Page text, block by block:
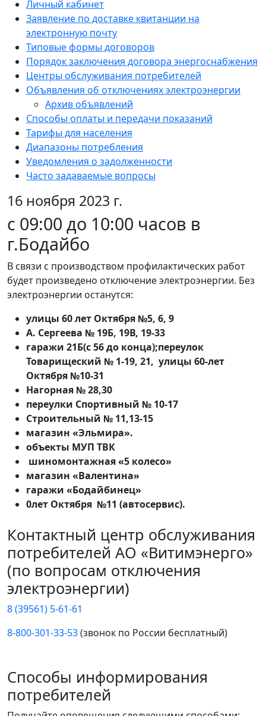
Личный кабинет
Заявление по доставке квитанции на
электронную почту
Типовые формы договоров
Порядок заключения договора энергоснабжения
Центры обслуживания потребителей
Объявления об отключениях электроэнергии
Архив объявлений
Способы оплаты и передачи показаний
Тарифы для населения
Диапазоны потребления
Уведомления о задолженности
Часто задаваемые вопросы
16 ноября 2023 г.
с 09:00 до 10:00 часов в
г.Бодайбо
В связи с производством профилактических работ
будет произведено отключение электроэнергии. Без
электроэнергии останутся:
улицы 60 лет Октября №5, 6, 9
А. Сергеева № 19Б, 19В, 19-33
гаражи 21Б(с 56 до конца);переулок
Товарищеский № 1-19, 21, улицы 60-лет
Октября №10-31
Нагорная № 28,30
переулки Спортивный № 10-17
Строительный № 11,13-15
магазин «Эльмира».
объекты МУП ТВК
шиномонтажная «5 колесо»
магазин «Валентина»
гаражи «Бодайбинец»
0лет Октября №11 (автосервис).
Контактный центр обслуживания
потребителей АО «Витимэнерго»
(по вопросам отключения
электроэнергии)
8 (39561) 5-61-61
8-800-301-33-53(звонок по России бесплатный)
Способы информирования
потребителей